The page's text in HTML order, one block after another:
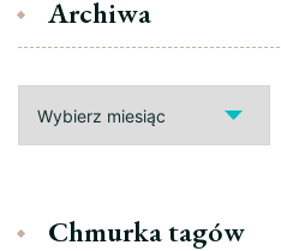
Archiwa
Chmurka tagów